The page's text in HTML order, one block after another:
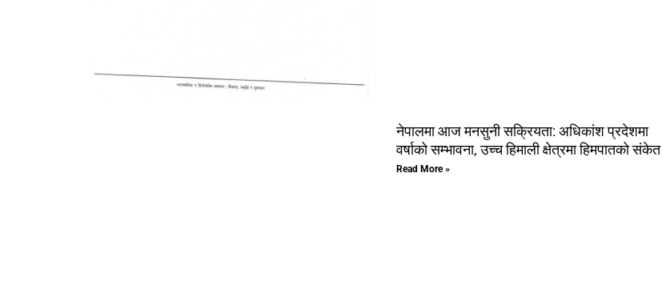
नेपालमा आज मनसुनी सक्रियता: अधिकांश प्रदेशमा
वर्षाको सम्भावना, उच्च हिमाली क्षेत्रमा हिमपातको संकेत
Read More »